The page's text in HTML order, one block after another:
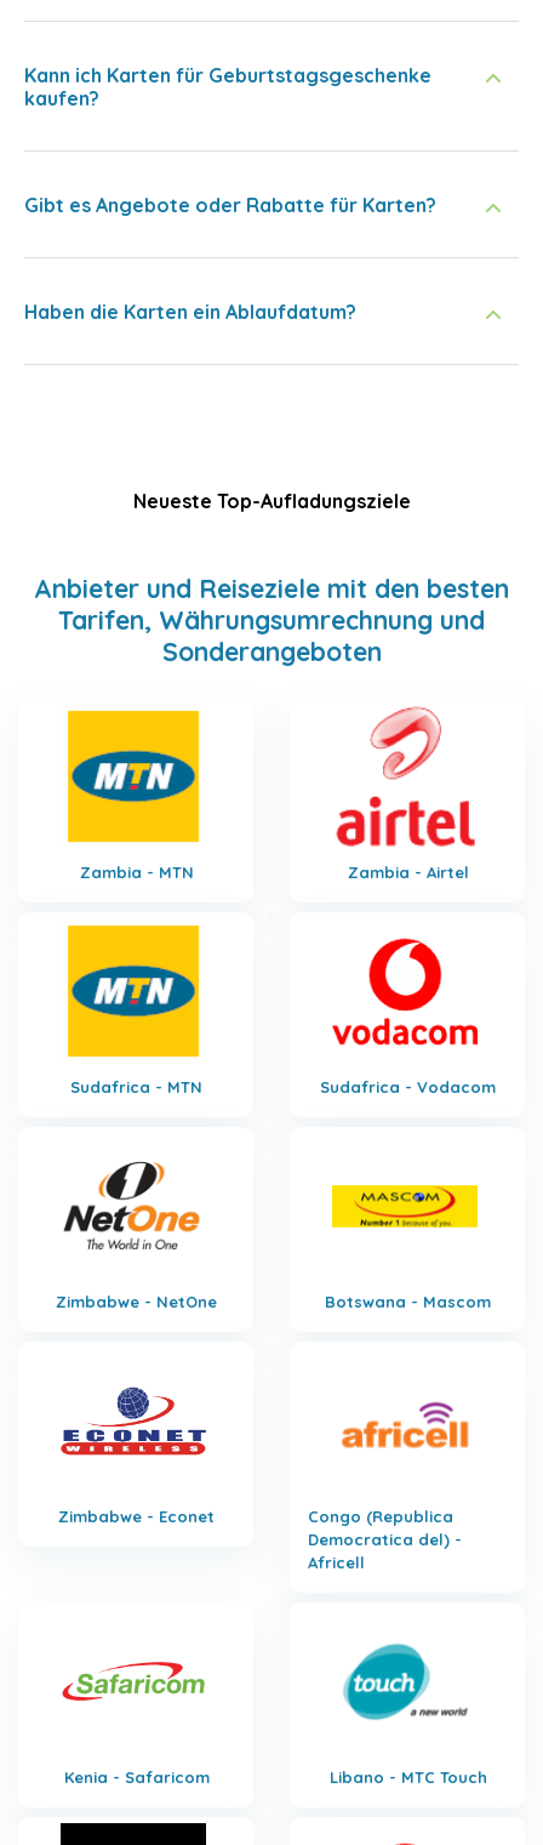
Kann ich Karten für Geburtstagsgeschenke
kaufen?
Gibt es Angebote oder Rabatte für Karten?
Haben die Karten ein Ablaufdatum?
Neueste Top-Aufladungsziele
Anbieter und Reiseziele mit den besten
Tarifen, Währungsumrechnung und
Sonderangeboten
Zambia - MTN Zambia - Airtel
Sudafrica - MTN Sudafrica - Vodacom
Zimbabwe - NetOne Botswana - Mascom
Zimbabwe - Econet
Congo (Republica
Democratica del) -
Africell
Kenia - Safaricom Libano - MTC Touch